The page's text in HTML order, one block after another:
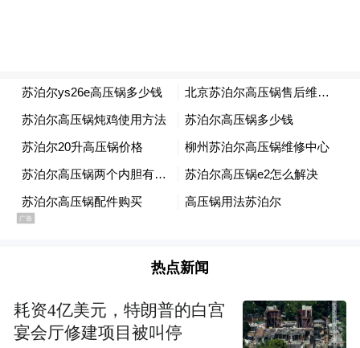
热点新闻
耗资4亿美元，特朗普的白宫
宴会厅修建项目被叫停